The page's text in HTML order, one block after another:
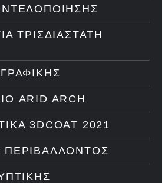
ΤΡΙΣΔΙΆΣΤΑΤΗ
ARID ARCH
3DCOAT 2021
ΠΕΡΙΒΆΛΛΟΝΤΟΣ